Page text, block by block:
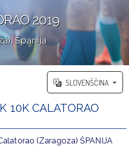
2019
Španija
SLOVENŠČINA
10K CALATORAO
(Zaragoza) ŠPANIJA